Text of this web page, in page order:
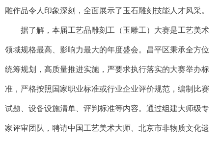
雕作品令人印象深刻，全面展示了玉石雕刻技能人才风采。
据了解，本届工艺品雕刻工（玉雕工）大赛是工艺美术
领域规格最高、影响力最大的年度盛会。昌平区秉承全方位
统筹规划，高质量推进实施，严要求执行落实的大赛举办标
准，严格按照国家职业标准或行业企业评价规范，编制比赛
试题、设备设施清单、评判标准等内容。通过组建大师级专
家评审团队，聘请中国工艺美术大师、北京市非物质文化遗